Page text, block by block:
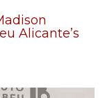
Alicante’s